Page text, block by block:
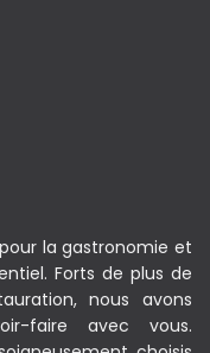
la gastronomie et
Forts de plus de
nous avons
faire avec vous.